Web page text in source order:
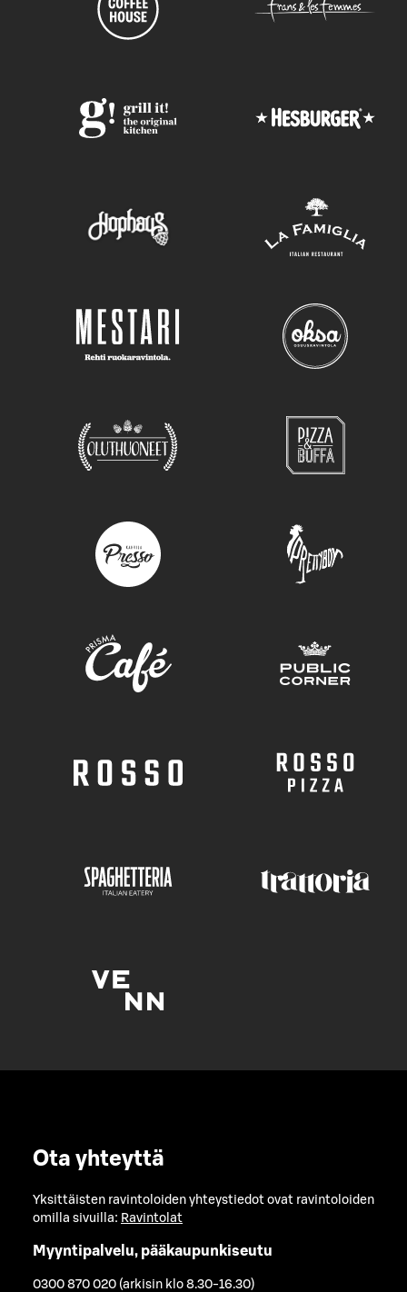
Ota yhteyttä
Yksittäisten ravintoloiden yhteystiedot ovat ravintoloiden
omilla sivuilla: Ravintolat
Myyntipalvelu, pääkaupunkiseutu
0300 870 020 (arkisin klo 8.30-16.30)